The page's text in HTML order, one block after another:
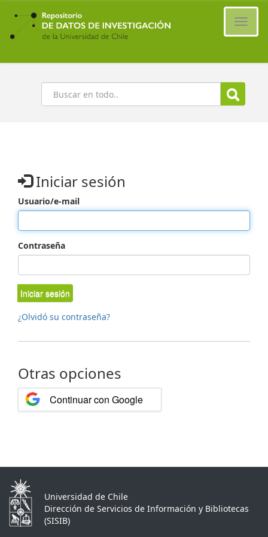
Ir
contenido
principal
Buscar
Iniciar sesión
Usuario/e-mail
Contraseña
Iniciar sesión
¿Olvidó su contraseña?
Otras opciones
Continuar con Google
Universidad de Chile
Dirección de Servicios de Información y Bibliotecas
(SISIB)